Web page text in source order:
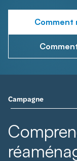
Comment
Campagne